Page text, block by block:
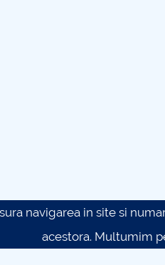
navigarea in site si
acestora. Multumim